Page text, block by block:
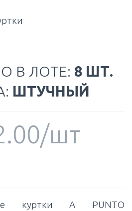
В ЛОТЕ: 8 ШТ.
ШТУЧНЫЙ
/шт
куртки A PUNTO